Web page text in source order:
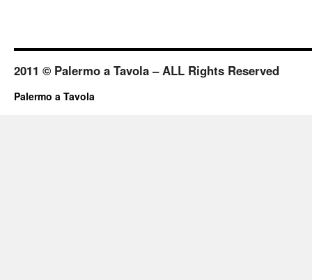
2011 © Palermo a Tavola – ALL Rights Reserved
Palermo a Tavola